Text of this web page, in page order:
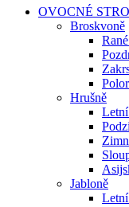
OVOCNÉ
Broskvoně
Hrušně
Jabloně